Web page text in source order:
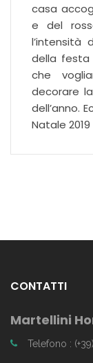
casa
e del
della festa
che
decorare
dell’anno.
Natale 2019
CONTATTI
Martellini
Telefono :